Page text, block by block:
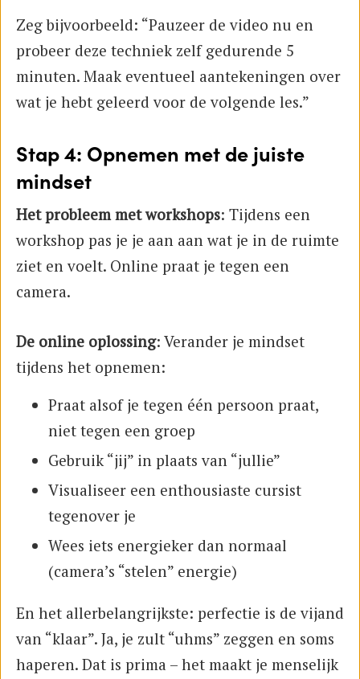
Zeg bijvoorbeeld: “Pauzeer de video nu en
probeer deze techniek zelf gedurende 5
minuten. Maak eventueel aantekeningen over
wat je hebt geleerd voor de volgende les.”
Stap 4: Opnemen met de juiste
mindset
Het probleem met workshops: Tijdens een
workshop pas je je aan aan wat je in de ruimte
ziet en voelt. Online praat je tegen een
camera.
De online oplossing: Verander je mindset
tijdens het opnemen:
Praat alsof je tegen één persoon praat,
niet tegen een groep
Gebruik “jij” in plaats van “jullie”
Visualiseer een enthousiaste cursist
tegenover je
Wees iets energieker dan normaal
(camera’s “stelen” energie)
En het allerbelangrijkste: perfectie is de vijand
van “klaar”. Ja, je zult “uhms” zeggen en soms
haperen. Dat is prima – het maakt je menselijk